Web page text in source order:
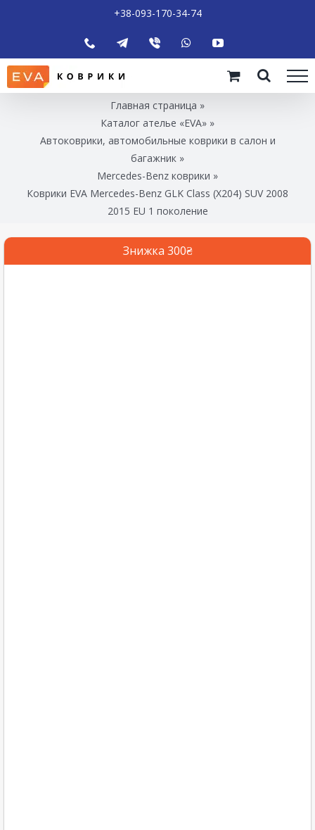
+38-093-170-34-74
Главная страница »
Каталог ателье «EVA» »
Автоковрики, автомобильные коврики в салон и
багажник »
Mercedes-Benz коврики »
Коврики EVA Mercedes-Benz GLK Class (X204) SUV 2008
2015 EU 1 поколение
Знижка 300₴